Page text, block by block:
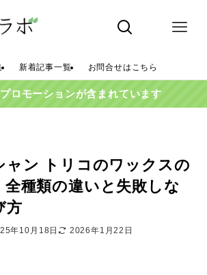
新着記事一覧 お問合せはこちら
ロモーションが含まれています
ャン トリコのワックスの
全種類の違いと失敗しな
方
年10月18日 2026年1月22日